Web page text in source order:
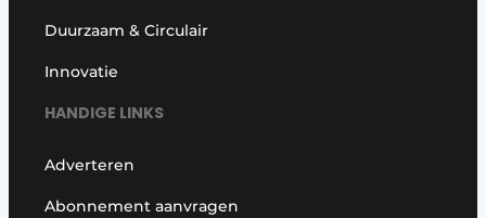
Duurzaam & Circulair
Innovatie
HANDIGE LINKS
Adverteren
Abonnement aanvragen